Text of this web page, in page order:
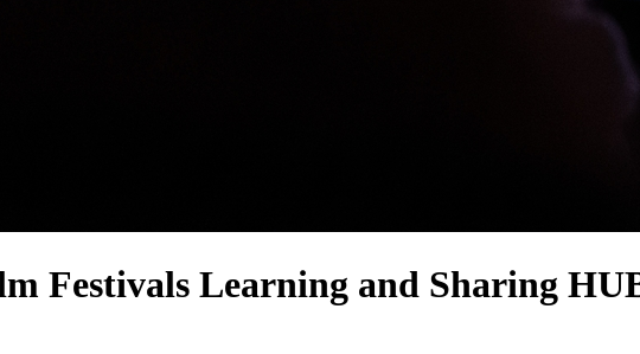
Festivals Learning and Sharing